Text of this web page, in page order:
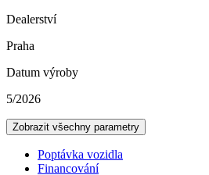
Dealerství
Praha
Datum výroby
5/2026
Zobrazit všechny parametry
Poptávka vozidla
Financování